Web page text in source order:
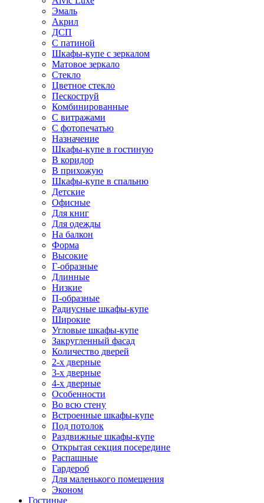
Эмаль
Акрил
ДСП
С патиной
Шкафы-купе с зеркалом
Матовое зеркало
Стекло
Цветное стекло
Пескоструй
Комбинированные
С витражами
С фотопечатью
Назначение
Шкафы-купе в гостиную
В коридор
В прихожую
Шкафы-купе в спальню
Детские
Офисные
Для книг
Для одежды
На балкон
Форма
Высокие
Г-образные
Длинные
Низкие
П-образные
Радиусные шкафы-купе
Широкие
Угловые шкафы-купе
Закругленный фасад
Количество дверей
2-х дверные
3-х дверные
4-х дверные
Особенности
Во всю стену
Встроенные шкафы-купе
Под потолок
Раздвижные шкафы-купе
Открытая секция посередине
Распашные
Гардероб
Для маленького помещения
Эконом
Гостиные